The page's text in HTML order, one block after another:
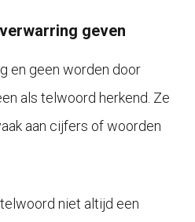
geven
en geen worden door
als telwoord herkend. Ze
aan cijfers of woorden
niet altijd een